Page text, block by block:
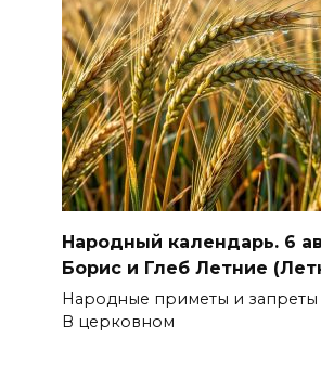
Народный календарь. 6
Борис и Глеб Летние
Народные приметы и запреты
В церковном